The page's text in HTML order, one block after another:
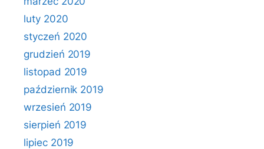
luty 2020
styczeń 2020
grudzień 2019
listopad 2019
październik 2019
wrzesień 2019
sierpień 2019
lipiec 2019